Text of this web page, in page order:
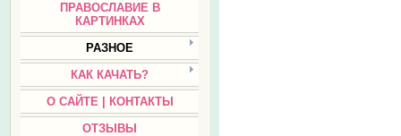
ПРАВОСЛАВИЕ В
КАРТИНКАХ
РАЗНОЕ
КАК КАЧАТЬ?
О САЙТЕ | КОНТАКТЫ
ОТЗЫВЫ